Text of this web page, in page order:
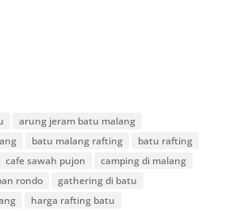
arung jeram batu malang
batu malang rafting
batu rafting
cafe sawah pujon
camping di malang
rondo
gathering di batu
harga rafting batu